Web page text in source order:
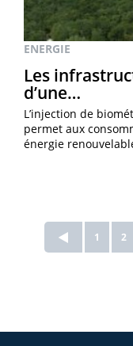
ENERGIE
Les
d’une…
L’injection de
permet aux
énergie
1 2